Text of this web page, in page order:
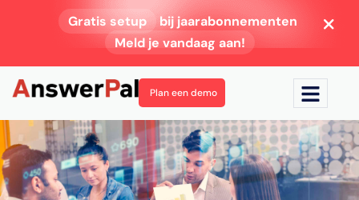
Gratis setup bij jaarabonnementen
Meld je vandaag aan!
Plan een demo